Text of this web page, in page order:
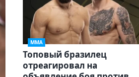
ММА
Топовый бразилец
отреагировал на